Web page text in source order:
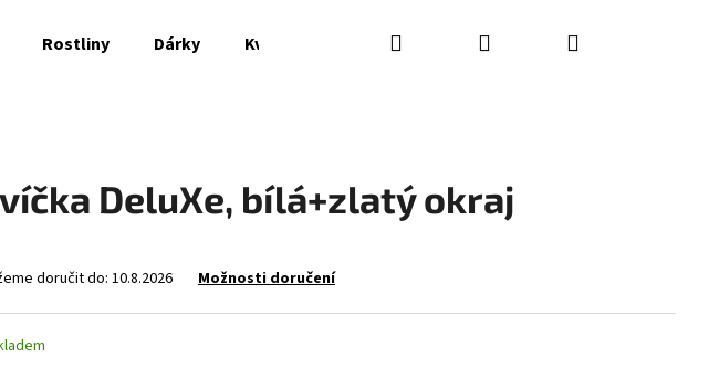
Rostliny Dárky Květináče, vázy Hledat PřihlášeníNákupní
DeluXe, bílá+zlatý okraj
doručit do:10.8.2026 Možnosti doručení